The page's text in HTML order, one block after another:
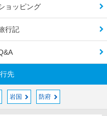
ョッピング
行記
先
岩国 防府